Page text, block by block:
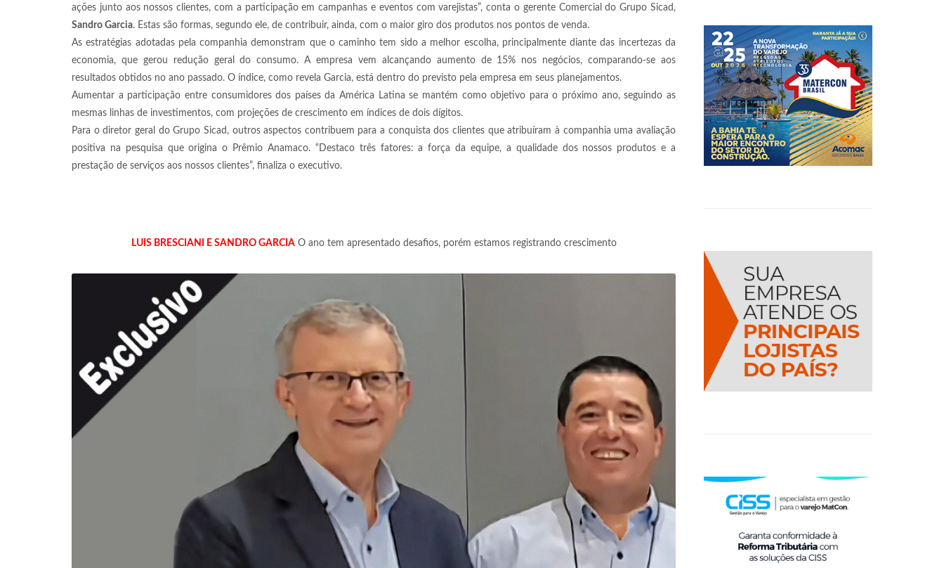
ações junto aos nossos clientes, com a participação em campanhas e eventos com varejistas”, conta o gerente Comercial do Grupo Sicad,
Sandro Garcia. Estas são formas, segundo ele, de contribuir, ainda, com o maior giro dos produtos nos pontos de venda.
As estratégias adotadas pela companhia demonstram que o caminho tem sido a melhor escolha, principalmente diante das incertezas da
economia, que gerou redução geral do consumo. A empresa vem alcançando aumento de 15% nos negócios, comparando-se aos
resultados obtidos no ano passado. O índice, como revela Garcia, está dentro do previsto pela empresa em seus planejamentos.
Aumentar a participação entre consumidores dos países da América Latina se mantém como objetivo para o próximo ano, seguindo as
mesmas linhas de investimentos, com projeções de crescimento em índices de dois dígitos.
Para o diretor geral do Grupo Sicad, outros aspectos contribuem para a conquista dos clientes que atribuíram à companhia uma avaliação
positiva na pesquisa que origina o Prêmio Anamaco. “Destaco três fatores: a força da equipe, a qualidade dos nossos produtos e a
prestação de serviços aos nossos clientes”, finaliza o executivo.
LUIS BRESCIANI E SANDRO GARCIAO ano tem apresentado desafios, porém estamos registrando crescimento